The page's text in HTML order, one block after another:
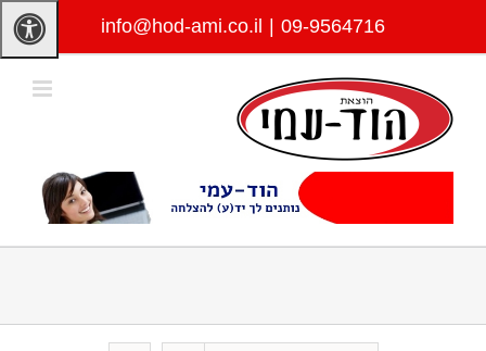
09-9564716
|
info@hod-ami.co.il